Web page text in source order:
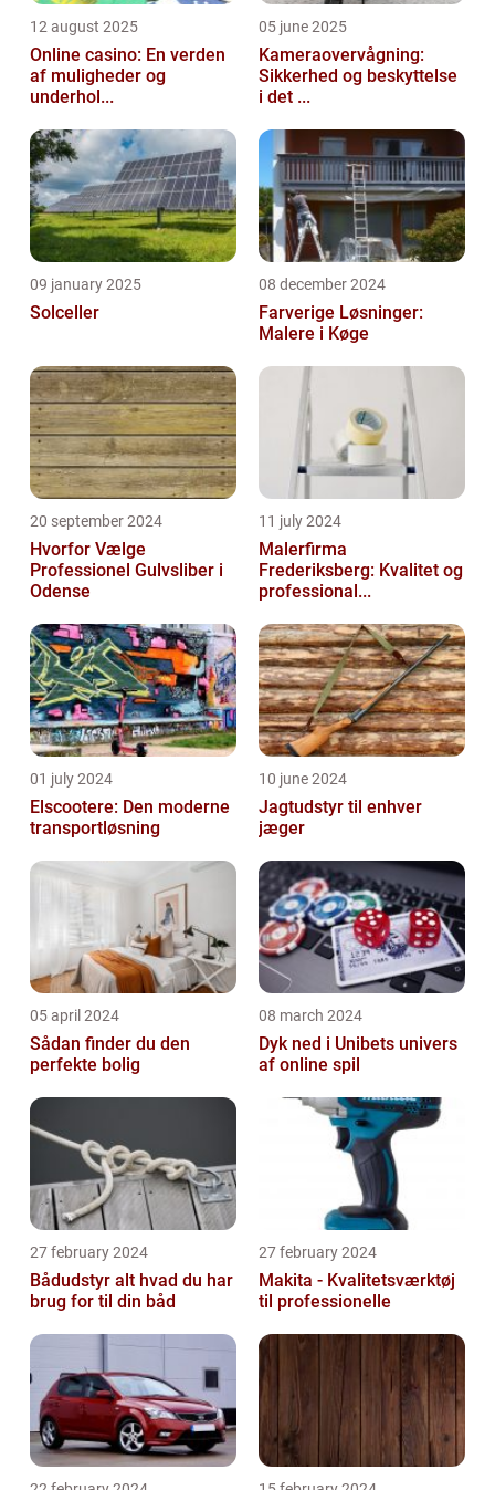
12 august 2025
Online casino: En verden
af muligheder og
underhol...
05 june 2025
Kameraovervågning:
Sikkerhed og beskyttelse
i det ...
09 january 2025
Solceller
08 december 2024
Farverige Løsninger:
Malere i Køge
20 september 2024
Hvorfor Vælge
Professionel Gulvsliber i
Odense
11 july 2024
Malerfirma
Frederiksberg: Kvalitet og
professional...
01 july 2024
Elscootere: Den moderne
transportløsning
10 june 2024
Jagtudstyr til enhver
jæger
05 april 2024
Sådan finder du den
perfekte bolig
08 march 2024
Dyk ned i Unibets univers
af online spil
27 february 2024
Bådudstyr alt hvad du har
brug for til din båd
27 february 2024
Makita - Kvalitetsværktøj
til professionelle